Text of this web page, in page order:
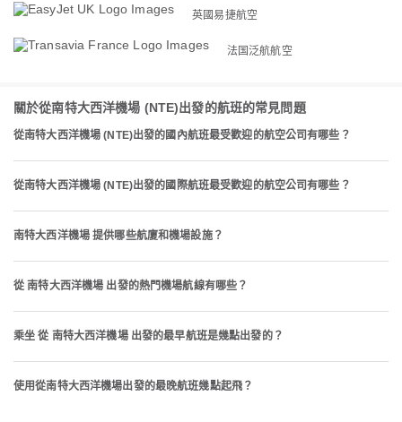
英國易捷航空
法国泛航航空
關於從南特大西洋機場 (NTE)出發的航班的常見問題
從南特大西洋機場 (NTE)出發的國內航班最受歡迎的航空公司有哪些？
從南特大西洋機場 (NTE)出發的國際航班最受歡迎的航空公司有哪些？
南特大西洋機場 提供哪些航廈和機場設施？
從 南特大西洋機場 出發的熱門機場航線有哪些？
乘坐 從 南特大西洋機場 出發的最早航班是幾點出發的？
使用從南特大西洋機場出發的最晚航班幾點起飛？